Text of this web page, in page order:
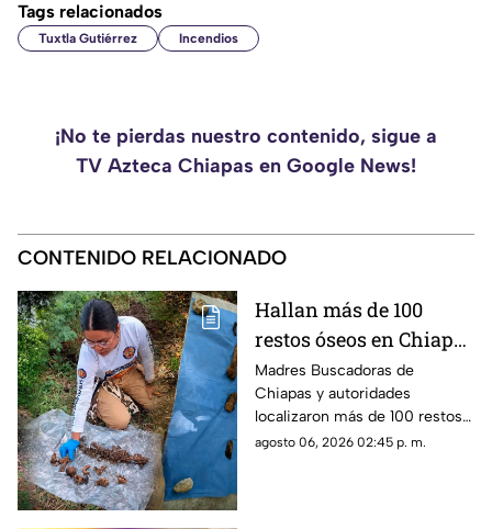
Tags relacionados
Tuxtla Gutiérrez Incendios
¡No te pierdas nuestro contenido, sigue a
TV Azteca Chiapas en Google News!
CONTENIDO RELACIONADO
Hallan más de 100
restos óseos en Chiapas
escondidos en fosas
clandestinas
Madres Buscadoras de
Chiapas y autoridades
localizaron más de 100 restos
óseos en la comunidad 20 de
agosto 06, 2026 02:45 p. m.